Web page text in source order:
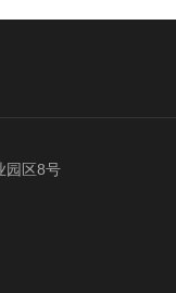
园区8号